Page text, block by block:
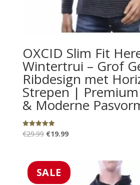
OXCID Slim Fit
Wintertrui – Grof
Ribdesign met
Strepen |
& Moderne
Gewaardeerd
5.00
€29.99 Oorspronkelijke
€29.99.
€19.99Huidige
€19.99.
SALE